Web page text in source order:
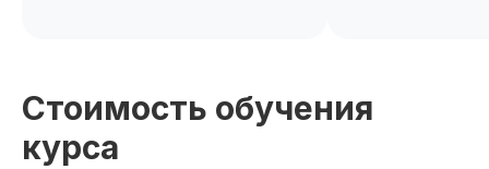
Стоимость обучения
курса